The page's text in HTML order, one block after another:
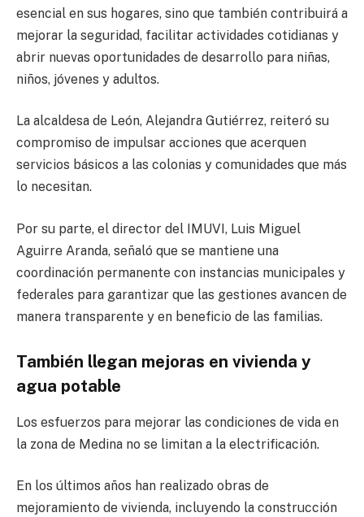
esencial en sus hogares, sino que también contribuirá a
mejorar la seguridad, facilitar actividades cotidianas y
abrir nuevas oportunidades de desarrollo para niñas,
niños, jóvenes y adultos.
La alcaldesa de León, Alejandra Gutiérrez, reiteró su
compromiso de impulsar acciones que acerquen
servicios básicos a las colonias y comunidades que más
lo necesitan.
Por su parte, el director del IMUVI, Luis Miguel
Aguirre Aranda, señaló que se mantiene una
coordinación permanente con instancias municipales y
federales para garantizar que las gestiones avancen de
manera transparente y en beneficio de las familias.
También llegan mejoras en vivienda y
agua potable
Los esfuerzos para mejorar las condiciones de vida en
la zona de Medina no se limitan a la electrificación.
En los últimos años han realizado obras de
mejoramiento de vivienda, incluyendo la construcción